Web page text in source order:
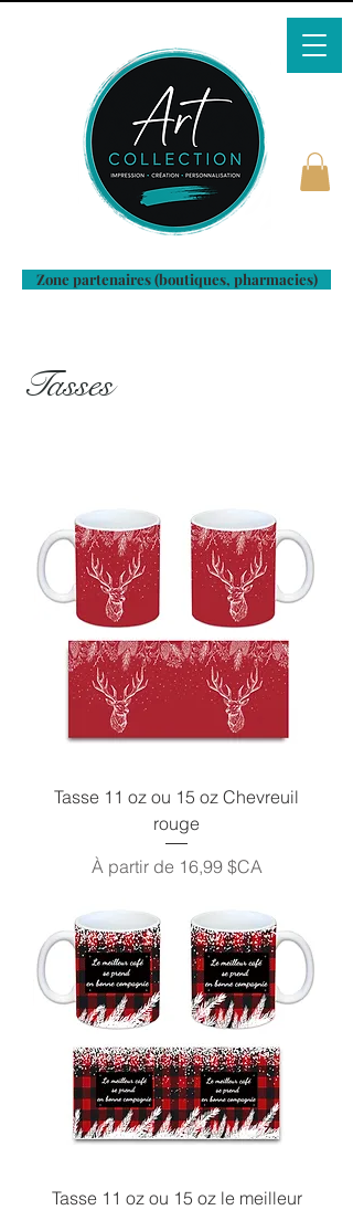
Zone partenaires (boutiques, pharmacies)
Tasses
Tasse 11 oz ou 15 oz Chevreuil
rouge
À partir de 16,99 $CA
Prix promotionnel
Tasse 11 oz ou 15 oz le meilleur